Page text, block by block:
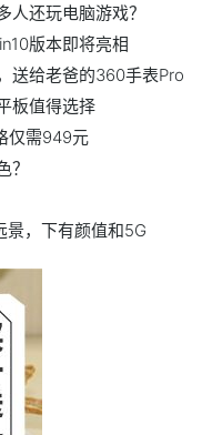
还玩电脑游戏？
版本即将亮相
送给老爸的360手表Pro
板值得选择
仅需949元
？
景，下有颜值和5G